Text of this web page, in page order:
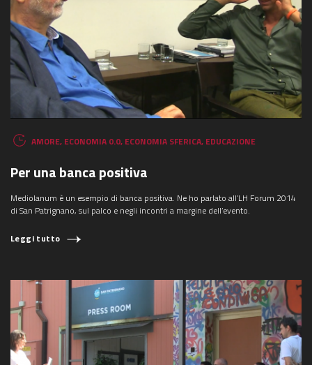
AMORE, ECONOMIA 0.0, ECONOMIA SFERICA, EDUCAZIONE
Per una banca positiva
Mediolanum è un esempio di banca positiva. Ne ho parlato all’LH Forum 2014
di San Patrignano, sul palco e negli incontri a margine dell’evento.
Leggi tutto